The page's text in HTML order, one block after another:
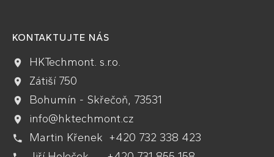
KONTAKTUJTE NÁS
HKTechmont. s.r.o.
Zátiší 750
Bohumín - Skřečoň, 73531
info@hktechmont.cz
Martin Křenek +420 732 338 423